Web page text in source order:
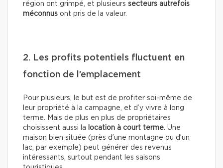
région ont grimpé, et plusieurs secteurs autrefois
méconnus ont pris de la valeur.
2. Les profits potentiels fluctuent en
fonction de l’emplacement
Pour plusieurs, le but est de profiter soi-même de
leur propriété à la campagne, et d’y vivre à long
terme. Mais de plus en plus de propriétaires
choisissent aussi la location à court terme. Une
maison bien située (près d’une montagne ou d’un
lac, par exemple) peut générer des revenus
intéressants, surtout pendant les saisons